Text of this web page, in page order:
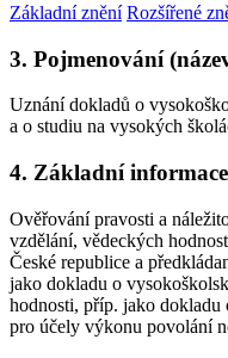
Základní znění Rozšířené
3. Pojmenování
Uznání dokladů o
a o studiu na vysokých
4. Základní
Ověřování pravosti a
vzdělání, vědeckých
České republice a
jako dokladu o
hodnosti, příp. jako dokladu
pro účely výkonu povolání